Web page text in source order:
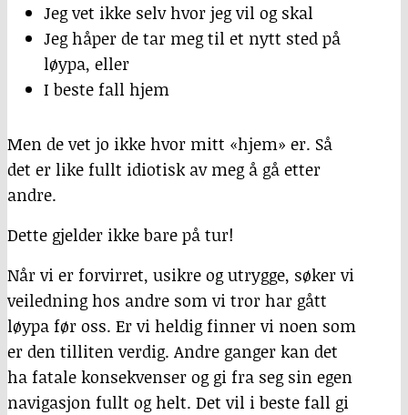
Jeg vet ikke selv hvor jeg vil og skal
Jeg håper de tar meg til et nytt sted på
løypa, eller
I beste fall hjem
Men de vet jo ikke hvor mitt «hjem» er. Så
det er like fullt idiotisk av meg å gå etter
andre.
Dette gjelder ikke bare på tur!
Når vi er forvirret, usikre og utrygge, søker vi
veiledning hos andre som vi tror har gått
løypa før oss. Er vi heldig finner vi noen som
er den tilliten verdig. Andre ganger kan det
ha fatale konsekvenser og gi fra seg sin egen
navigasjon fullt og helt. Det vil i beste fall gi